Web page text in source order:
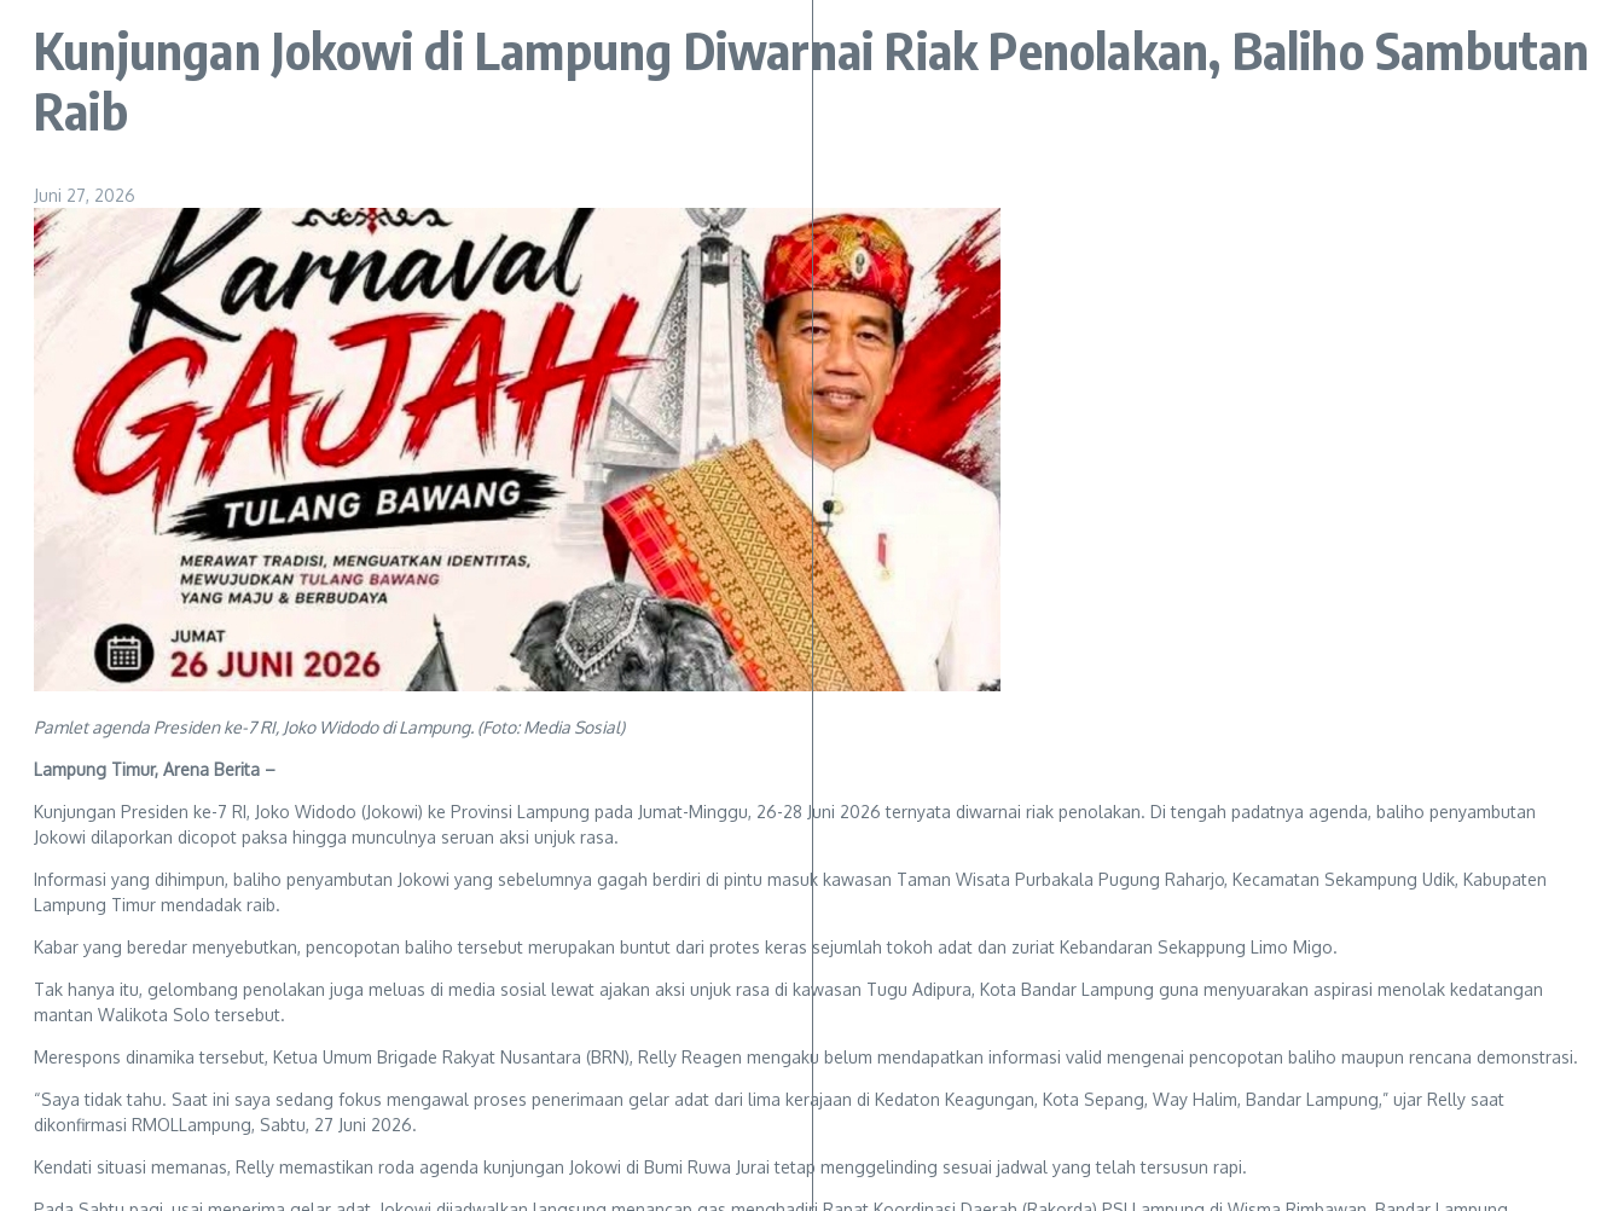
Kunjungan Jokowi di Lampung Diwarnai Riak Penolakan, Baliho Sambutan
Raib
Juni 27, 2026
Pamlet agenda Presiden ke-7 RI, Joko Widodo di Lampung. (Foto: Media Sosial)
Lampung Timur, Arena Berita –
Kunjungan Presiden ke-7 RI, Joko Widodo (Jokowi) ke Provinsi Lampung pada Jumat-Minggu, 26-28 Juni 2026 ternyata diwarnai riak penolakan. Di tengah padatnya agenda, baliho penyambutan
Jokowi dilaporkan dicopot paksa hingga munculnya seruan aksi unjuk rasa.
Informasi yang dihimpun, baliho penyambutan Jokowi yang sebelumnya gagah berdiri di pintu masuk kawasan Taman Wisata Purbakala Pugung Raharjo, Kecamatan Sekampung Udik, Kabupaten
Lampung Timur mendadak raib.
Kabar yang beredar menyebutkan, pencopotan baliho tersebut merupakan buntut dari protes keras sejumlah tokoh adat dan zuriat Kebandaran Sekappung Limo Migo.
Tak hanya itu, gelombang penolakan juga meluas di media sosial lewat ajakan aksi unjuk rasa di kawasan Tugu Adipura, Kota Bandar Lampung guna menyuarakan aspirasi menolak kedatangan
mantan Walikota Solo tersebut.
Merespons dinamika tersebut, Ketua Umum Brigade Rakyat Nusantara (BRN), Relly Reagen mengaku belum mendapatkan informasi valid mengenai pencopotan baliho maupun rencana demonstrasi.
“Saya tidak tahu. Saat ini saya sedang fokus mengawal proses penerimaan gelar adat dari lima kerajaan di Kedaton Keagungan, Kota Sepang, Way Halim, Bandar Lampung,” ujar Relly saat
dikonfirmasi RMOLLampung, Sabtu, 27 Juni 2026.
Kendati situasi memanas, Relly memastikan roda agenda kunjungan Jokowi di Bumi Ruwa Jurai tetap menggelinding sesuai jadwal yang telah tersusun rapi.